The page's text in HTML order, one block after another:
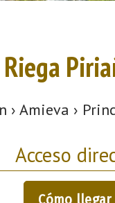
Riega
› Amieva ›
Acceso
Cómo llegar